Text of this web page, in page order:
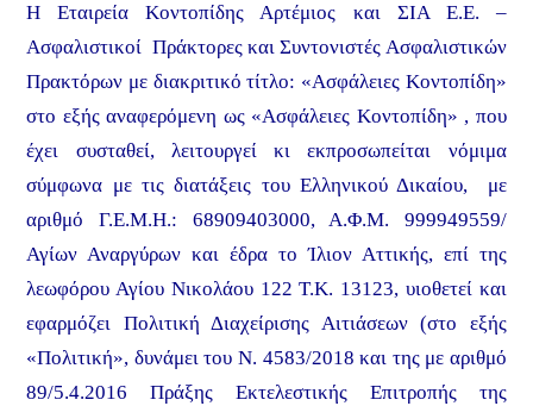
Η Εταιρεία Κοντοπίδης Αρτέμιος και ΣΙΑ Ε.Ε. –
Ασφαλιστικοί Πράκτορες και Συντονιστές Ασφαλιστικών
Πρακτόρων με διακριτικό τίτλο: «Ασφάλειες Κοντοπίδη»
στο εξής αναφερόμενη ως «Ασφάλειες Κοντοπίδη» , που
έχει συσταθεί, λειτουργεί κι εκπροσωπείται νόμιμα
σύμφωνα με τις διατάξεις του Ελληνικού Δικαίου, με
αριθμό Γ.Ε.Μ.Η.: 68909403000, Α.Φ.Μ. 999949559/
Αγίων Αναργύρων και έδρα το Ίλιον Αττικής, επί της
λεωφόρου Αγίου Νικολάου 122 Τ.Κ. 13123, υιοθετεί και
εφαρμόζει Πολιτική Διαχείρισης Αιτιάσεων (στο εξής
«Πολιτική», δυνάμει του Ν. 4583/2018 και της με αριθμό
89/5.4.2016 Πράξης Εκτελεστικής Επιτροπής της